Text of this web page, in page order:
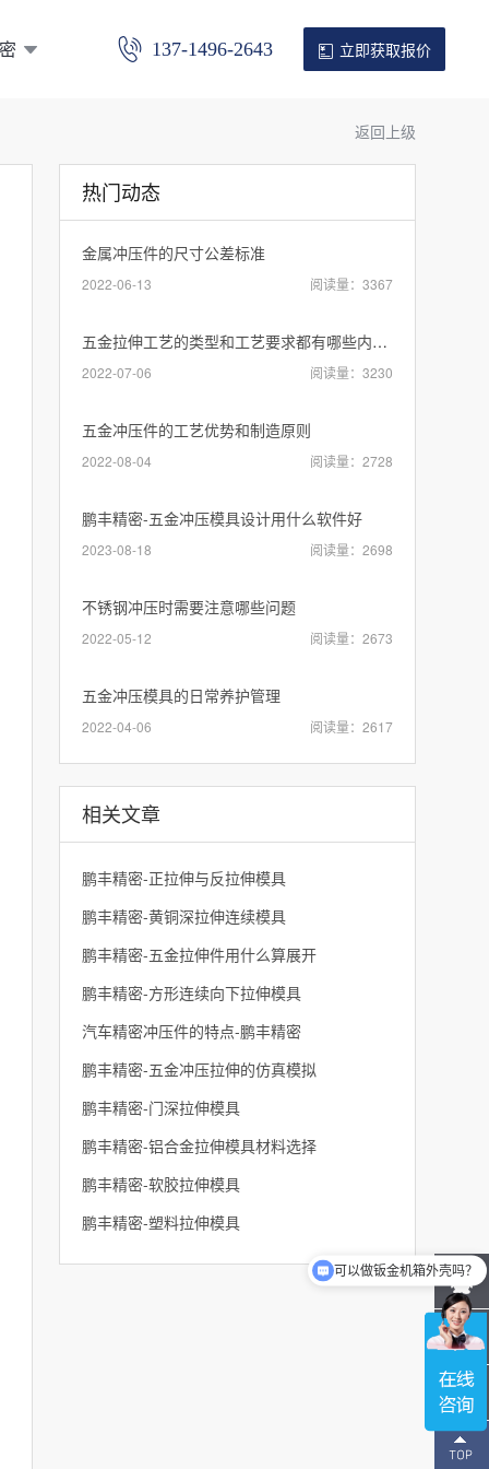
137-1496-2643 立即获取报价
返回上级
热门动态
金属冲压件的尺寸公差标准
2022-06-13 阅读量：3367
五金拉伸工艺的类型和工艺要求都有哪些内容？
2022-07-06 阅读量：3230
五金冲压件的工艺优势和制造原则
2022-08-04 阅读量：2728
鹏丰精密-五金冲压模具设计用什么软件好
2023-08-18 阅读量：2698
不锈钢冲压时需要注意哪些问题
2022-05-12 阅读量：2673
五金冲压模具的日常养护管理
2022-04-06 阅读量：2617
相关文章
鹏丰精密-正拉伸与反拉伸模具
鹏丰精密-黄铜深拉伸连续模具
鹏丰精密-五金拉伸件用什么算展开
​鹏丰精密-方形连续向下拉伸模具
汽车精密冲压件的特点-鹏丰精密
鹏丰精密-五金冲压拉伸的仿真模拟
鹏丰精密-门深拉伸模具
鹏丰精密-铝合金拉伸模具材料选择
鹏丰精密-软胶拉伸模具
鹏丰精密-塑料拉伸模具
137-
可以做五金冲压件吗？